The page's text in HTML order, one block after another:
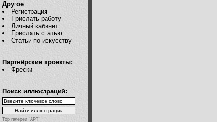
Другое
Регистрация
Прислать работу
Личный кабинет
Прислать статью
Статьи по искусству
Партнёрские проекты:
Фрески
Поиск иллюстраций:
Top галереи "АРТ"